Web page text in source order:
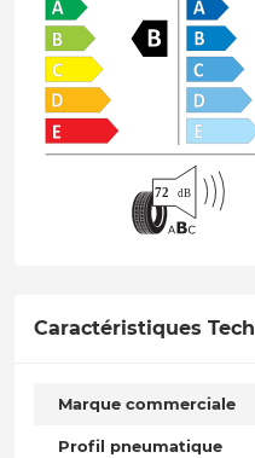
Caractéristiques
Marque commerciale
Profil pneumatique